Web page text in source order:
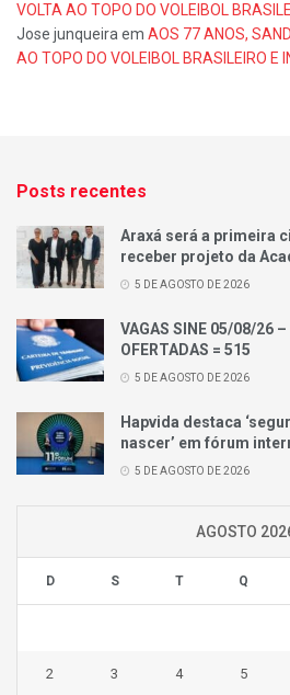
VOLTA AO TOPO DO VOLEIBOL
Jose junqueiraem AOS 77 ANOS,
AO TOPO DO VOLEIBOL BRASILEIRO E
Posts recentes
Araxá será a primeira
receber projeto da
5 DE AGOSTO DE 2026
VAGAS SINE 05/08/26 –
OFERTADAS = 515
5 DE AGOSTO DE 2026
Hapvida destaca
nascer’ em fórum
5 DE AGOSTO DE 2026
AGOSTO
D S T Q
2 3 4 5